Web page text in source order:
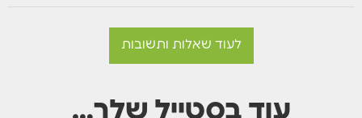
לעוד שאלות ותשובות